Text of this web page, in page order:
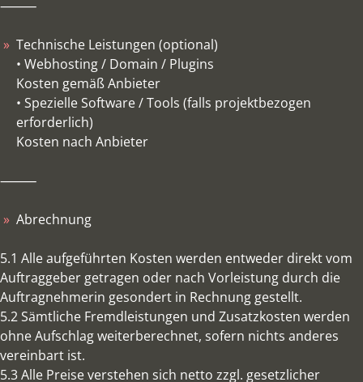
⸻
Technische Leistungen (optional)
• Webhosting / Domain / Plugins
Kosten gemäß Anbieter
• Spezielle Software / Tools (falls projektbezogen
erforderlich)
Kosten nach Anbieter
⸻
Abrechnung
5.1 Alle aufgeführten Kosten werden entweder direkt vom
Auftraggeber getragen oder nach Vorleistung durch die
Auftragnehmerin gesondert in Rechnung gestellt.
5.2 Sämtliche Fremdleistungen und Zusatzkosten werden
ohne Aufschlag weiterberechnet, sofern nichts anderes
vereinbart ist.
5.3 Alle Preise verstehen sich netto zzgl. gesetzlicher